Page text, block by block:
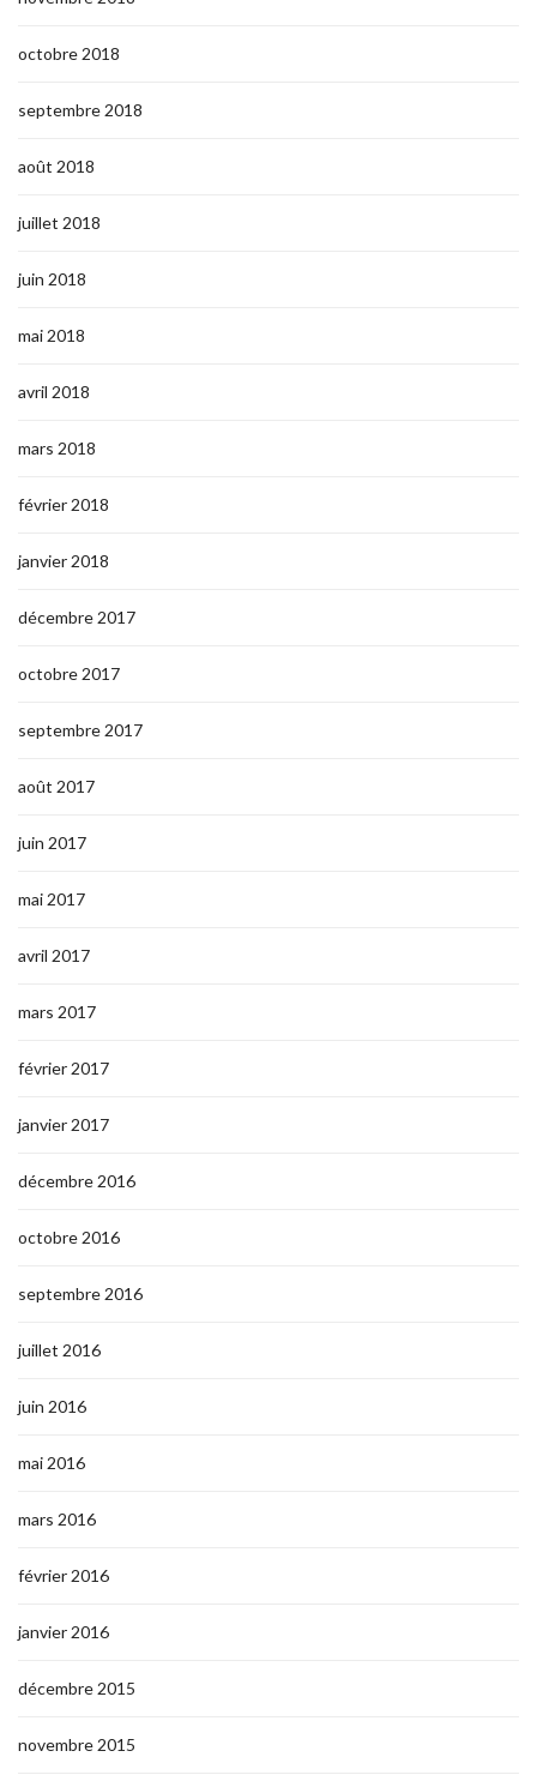
octobre 2018
septembre 2018
août 2018
juillet 2018
juin 2018
mai 2018
avril 2018
mars 2018
février 2018
janvier 2018
décembre 2017
octobre 2017
septembre 2017
août 2017
juin 2017
mai 2017
avril 2017
mars 2017
février 2017
janvier 2017
décembre 2016
octobre 2016
septembre 2016
juillet 2016
juin 2016
mai 2016
mars 2016
février 2016
janvier 2016
décembre 2015
novembre 2015